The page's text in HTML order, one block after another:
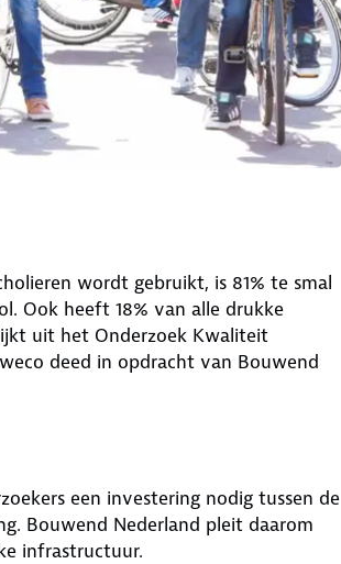
wordt gebruikt, is 81% te smal
Ook heeft 18% van alle drukke
uit het Onderzoek Kwaliteit
deed in opdracht van Bouwend
een investering nodig tussen de
Bouwend Nederland pleit daarom
infrastructuur.